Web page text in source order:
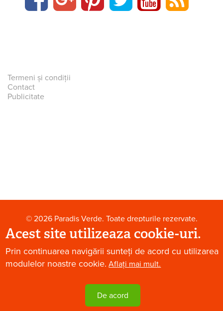
Termeni și condiții
Contact
Publicitate
© 2026 Paradis Verde. Toate drepturile rezervate.
Acest site utilizeaza cookie-uri.
Prin continuarea navigării sunteți de acord cu utilizarea
modulelor noastre cookie. Aflați mai mult.
De acord